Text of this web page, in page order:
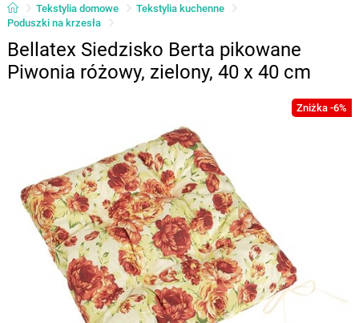
Tekstylia domowe
Tekstylia kuchenne
Poduszki na krzesła
Bellatex Siedzisko Berta pikowane
Piwonia różowy, zielony, 40 x 40 cm
Zniżka -6%